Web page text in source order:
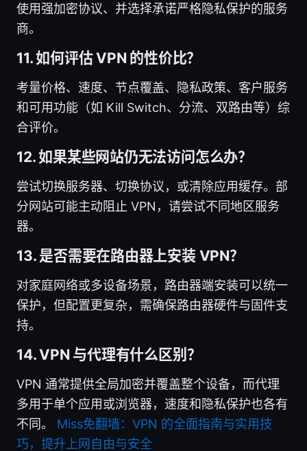
使用强加密协议、并选择承诺严格隐私保护的服务
商。
11. 如何评估 VPN 的性价比？
考量价格、速度、节点覆盖、隐私政策、客户服务
和可用功能（如 Kill Switch、分流、双路由等）综
合评价。
12. 如果某些网站仍无法访问怎么办？
尝试切换服务器、切换协议，或清除应用缓存。部
分网站可能主动阻止 VPN，请尝试不同地区服务
器。
13. 是否需要在路由器上安装 VPN？
对家庭网络或多设备场景，路由器端安装可以统一
保护，但配置更复杂，需确保路由器硬件与固件支
持。
14. VPN 与代理有什么区别？
VPN 通常提供全局加密并覆盖整个设备，而代理
多用于单个应用或浏览器，速度和隐私保护也各有
不同。 Miss免翻墙：VPN 的全面指南与实用技
巧，提升上网自由与安全